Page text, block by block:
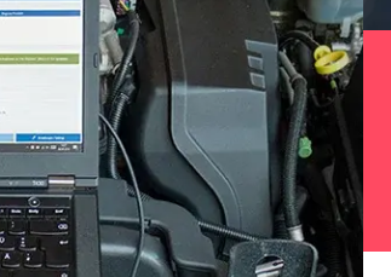
Modul (EWM)
/ SBC)